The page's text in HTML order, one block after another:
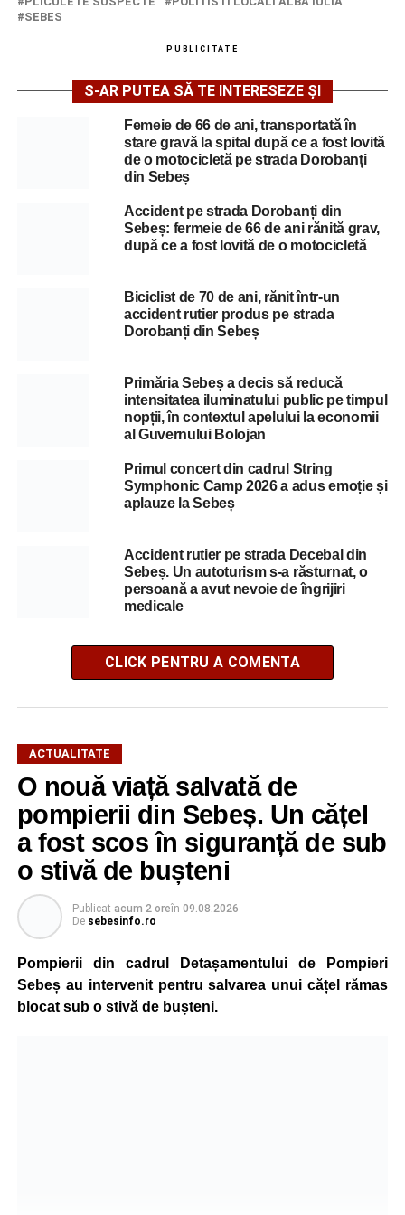
SEBES
PUBLICITATE
S-AR PUTEA SĂ TE INTERESEZE ȘI
Femeie de 66 de ani, transportată în
stare gravă la spital după ce a fost lovită
de o motocicletă pe strada Dorobanți
din Sebeș
Accident pe strada Dorobanți din
Sebeș: fermeie de 66 de ani rănită grav,
după ce a fost lovită de o motocicletă
Biciclist de 70 de ani, rănit într-un
accident rutier produs pe strada
Dorobanți din Sebeș
Primăria Sebeș a decis să reducă
intensitatea iluminatului public pe timpul
nopții, în contextul apelului la economii
al Guvernului Bolojan
Primul concert din cadrul String
Symphonic Camp 2026 a adus emoție și
aplauze la Sebeș
Accident rutier pe strada Decebal din
Sebeș. Un autoturism s-a răsturnat, o
persoană a avut nevoie de îngrijiri
medicale
CLICK PENTRU A COMENTA
ACTUALITATE
O nouă viață salvată de
pompierii din Sebeș. Un cățel
a fost scos în siguranță de sub
o stivă de bușteni
Publicat acum 2 oreîn 09.08.2026
De sebesinfo.ro
Pompierii din cadrul Detașamentului de Pompieri
Sebeș au intervenit pentru salvarea unui cățel rămas
blocat sub o stivă de bușteni.